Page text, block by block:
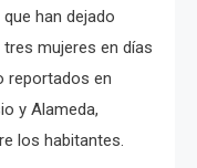
han dejado
mujeres en días
reportados en
y Alameda,
los habitantes.